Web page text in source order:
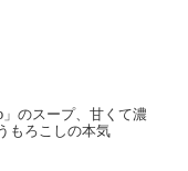
」のスープ、甘くて濃
もろこしの本気